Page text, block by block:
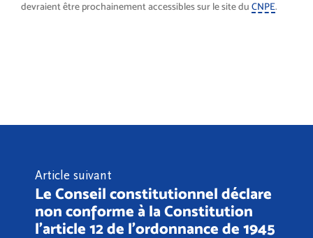
devraient être prochainement accessibles sur le site du CNPE.
Article suivant
Le Conseil constitutionnel déclare
non conforme à la Constitution
l’article 12 de l’ordonnance de 1945